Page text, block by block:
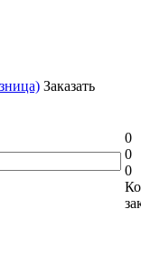
Заказать
0
0
0